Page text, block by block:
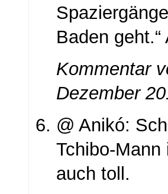
Baden geht.“
Kommentar
Dezember
@ Anikó:
Tchibo-
auch toll.